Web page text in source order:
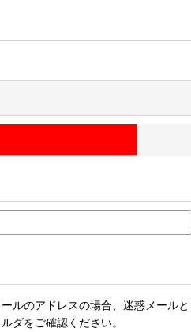
ルのアドレスの場合、迷惑メール
ダをご確認ください。